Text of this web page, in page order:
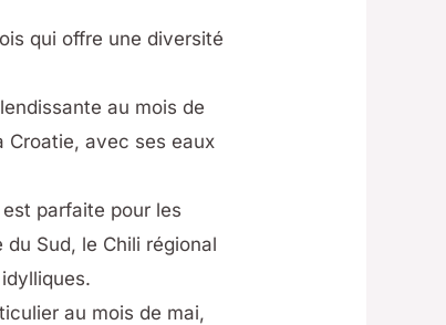
qui offre une diversité
au mois de
Croatie, avec ses eaux
parfaite pour les
Sud, le Chili régional
au mois de mai,